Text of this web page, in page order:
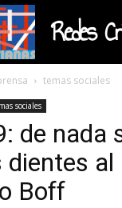
Redes
temas sociales
sociales
de nada
al
Boff